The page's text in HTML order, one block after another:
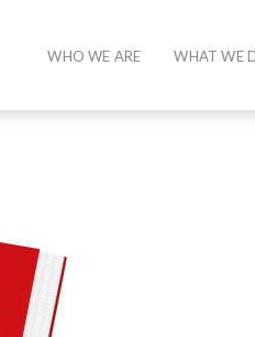
WHO WE ARE WHAT WE